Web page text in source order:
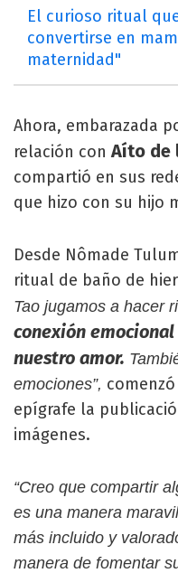
El curioso ritual
convertirse en
maternidad"
Ahora, embarazada
relación conAíto de
compartió en sus
que hizo con su hijo
Desde Nômade
ritual de baño de
Tao jugamos a hacer
conexión
nuestro amor.
emociones”,
epígrafe la
imágenes.
“Creo que compartir
es una manera
más incluido y
manera de fomentar